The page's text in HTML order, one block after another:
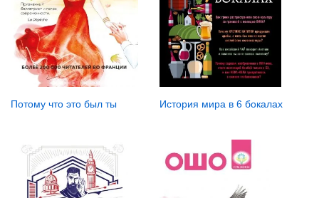
Потому что это был ты История мира в 6 бокалах